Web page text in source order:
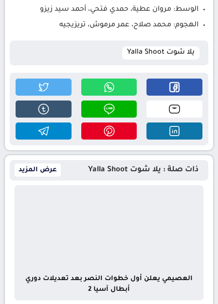
الوسط: مروان عطية، حمدي فتحي، أحمد سيد زيزو
الهجوم: محمد صلاح، عمر مرموش، تريزيجيه
يلا شوت Yalla Shoot
ذات صلة : يلا شوت Yalla Shoot عرض المزيد
العصيمي يعلن أول خطوات النصر بعد تعديلات دوري
أبطال آسيا 2